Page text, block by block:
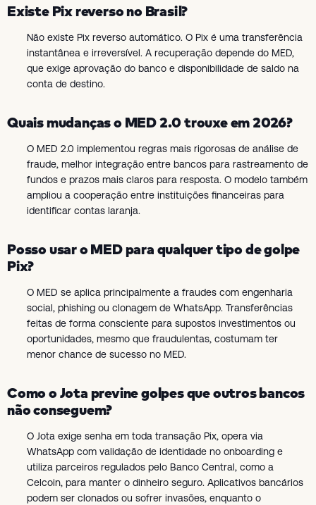
Existe Pix reverso no Brasil?
Não existe Pix reverso automático. O Pix é uma transferência
instantânea e irreversível. A recuperação depende do MED,
que exige aprovação do banco e disponibilidade de saldo na
conta de destino.
Quais mudanças o MED 2.0 trouxe em 2026?
O MED 2.0 implementou regras mais rigorosas de análise de
fraude, melhor integração entre bancos para rastreamento de
fundos e prazos mais claros para resposta. O modelo também
ampliou a cooperação entre instituições financeiras para
identificar contas laranja.
Posso usar o MED para qualquer tipo de golpe
Pix?
O MED se aplica principalmente a fraudes com engenharia
social, phishing ou clonagem de WhatsApp. Transferências
feitas de forma consciente para supostos investimentos ou
oportunidades, mesmo que fraudulentas, costumam ter
menor chance de sucesso no MED.
Como o Jota previne golpes que outros bancos
não conseguem?
O Jota exige senha em toda transação Pix, opera via
WhatsApp com validação de identidade no onboarding e
utiliza parceiros regulados pelo Banco Central, como a
Celcoin, para manter o dinheiro seguro. Aplicativos bancários
podem ser clonados ou sofrer invasões, enquanto o